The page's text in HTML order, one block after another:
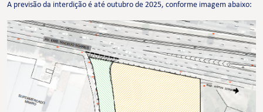
A previsão da interdição é até outubro de 2025, conforme imagem abaixo: